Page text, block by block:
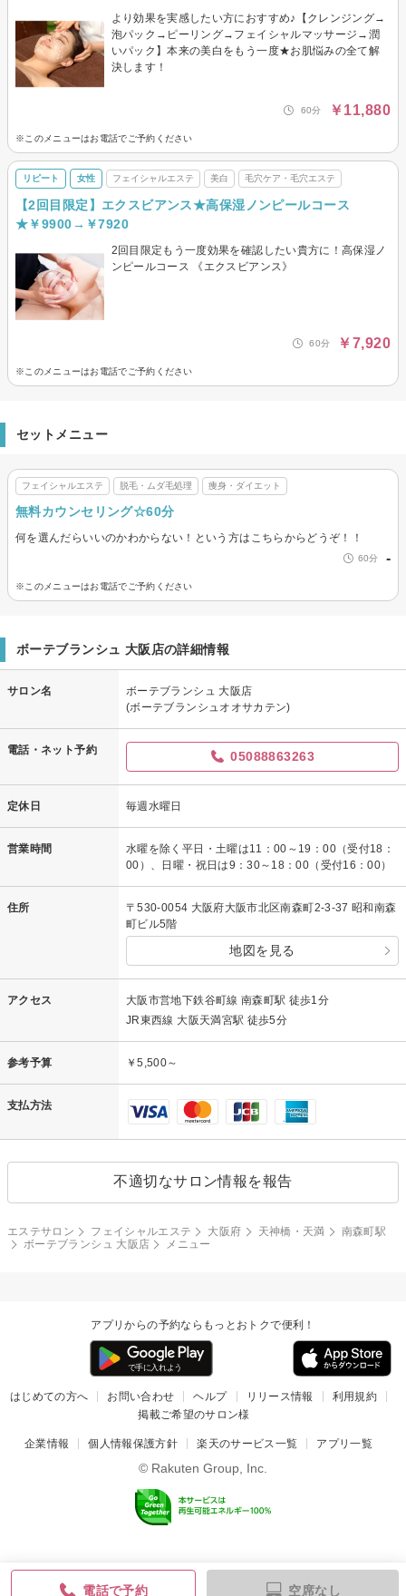
より効果を実感したい方におすすめ♪【クレンジング→
泡パック→ピーリング→フェイシャルマッサージ→潤
いパック】本来の美白をもう一度★お肌悩みの全て解
決します！
60分 ￥11,880
※このメニューはお電話でご予約ください
リピート 女性 フェイシャルエステ 美白 毛穴ケア・毛穴エステ
【2回目限定】エクスビアンス★高保湿ノンピールコース
★￥9900→￥7920
2回目限定もう一度効果を確認したい貴方に！高保湿ノ
ンピールコース 《エクスビアンス》
60分 ￥7,920
※このメニューはお電話でご予約ください
セットメニュー
フェイシャルエステ 脱毛・ムダ毛処理 痩身・ダイエット
無料カウンセリング☆60分
何を選んだらいいのかわからない！という方はこちらからどうぞ！！
60分 -
※このメニューはお電話でご予約ください
ボーテブランシュ 大阪店の詳細情報
サロン名
ボーテブランシュ 大阪店
(ボーテブランシュオオサカテン)
電話・ネット予約 05088863263
定休日 毎週水曜日
営業時間
水曜を除く平日・土曜は11：00～19：00（受付18：
00）、日曜・祝日は9：30～18：00（受付16：00）
住所
〒530-0054 大阪府大阪市北区南森町2-3-37 昭和南森
町ビル5階
地図を見る
アクセス
大阪市営地下鉄谷町線 南森町駅 徒歩1分
JR東西線 大阪天満宮駅 徒歩5分
参考予算 ￥5,500～
支払方法
不適切なサロン情報を報告
電話で予約 空席なし
エステサロン フェイシャルエステ 大阪府 天神橋・天満
南森町駅
ボーテブランシュ 大阪店
メニュー
アプリからの予約ならもっとおトクで便利！
はじめての方へ お問い合わせ ヘルプ リリース情報
利用規約
掲載ご希望のサロン様
企業情報 個人情報保護方針 楽天のサービス一覧 アプリ一覧
© Rakuten Group, Inc.